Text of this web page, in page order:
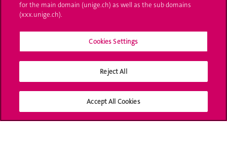
UNIGE Mobile
Médias
Médias sociaux UNIGE
for the main domain (unige.ch) as well as the sub domains
(xxx.unige.ch).
Cookies Settings
Reject All
Accept All Cookies